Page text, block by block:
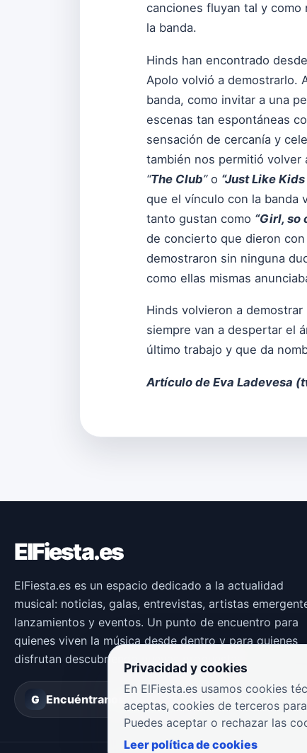
canciones fluyan tal y como
la banda.
Hinds han encontrado
Apolo volvió a demostrarlo.
banda, como invitar a una
escenas tan espontáneas
sensación de cercanía y
también nos permitió volver
“The Club”o “Just Like
que el vínculo con la banda
tanto gustan como “Girl, so
de concierto que dieron con
demostraron sin ninguna
como ellas mismas
Hinds volvieron a
siempre van a despertar el
último trabajo y que da
Artículo de Eva Ladevesa (
ElFiesta.es
ElFiesta.es es un espacio dedicado a la actualidad
musical: noticias, galas, entrevistas, artistas
lanzamientos y eventos. Un punto de encuentro para
quienes viven la música desde dentro y para quienes
disfrutan descubriendo nuevas propuestas.
G Encuéntranos en Groover
Privacidad y cookies
En ElFiesta.es usamos cookies
aceptas, cookies de terceros
Puedes aceptar o rechazar las
Leer política de cookies